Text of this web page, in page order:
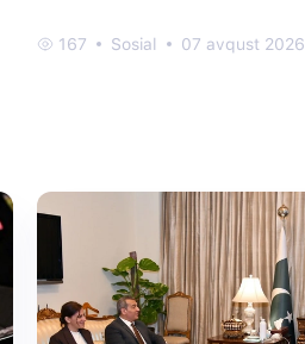
167 Sosial 07 avqust 2026